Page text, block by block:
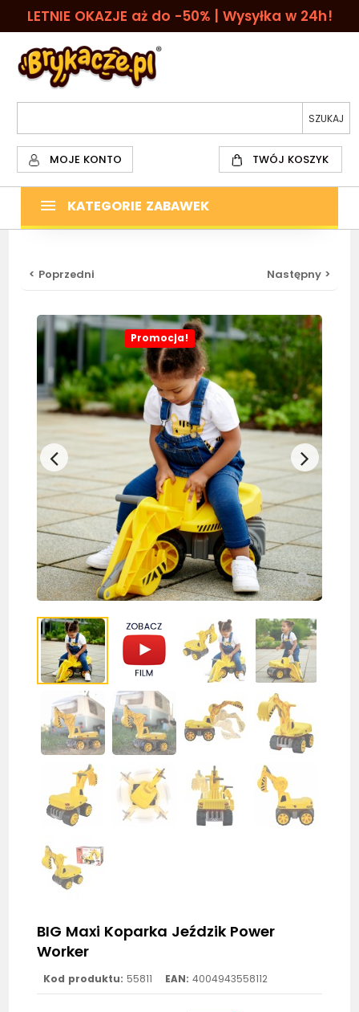
LETNIE OKAZJE aż do -50% | Wysyłka w 24h!
MOJE KONTO TWÓJ KOSZYK
KATEGORIE ZABAWEK
< Poprzedni Następny >
Promocja!
BIG Maxi Koparka Jeździk Power
Worker
Kod produktu: 55811 EAN: 4004943558112